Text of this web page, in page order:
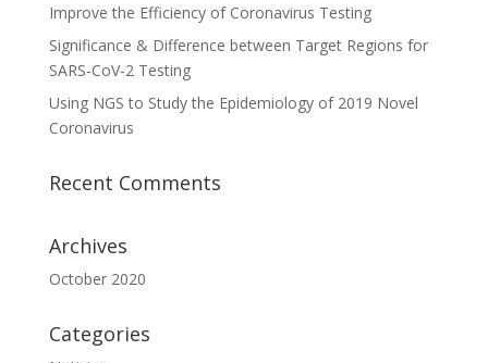
Improve the Efficiency of Coronavirus Testing
Significance & Difference between Target Regions for
SARS-CoV-2 Testing
Using NGS to Study the Epidemiology of 2019 Novel
Coronavirus
Recent Comments
Archives
October 2020
Categories